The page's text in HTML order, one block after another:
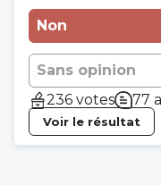
Non
Sans opinion
236 votes
77
Voir le résultat